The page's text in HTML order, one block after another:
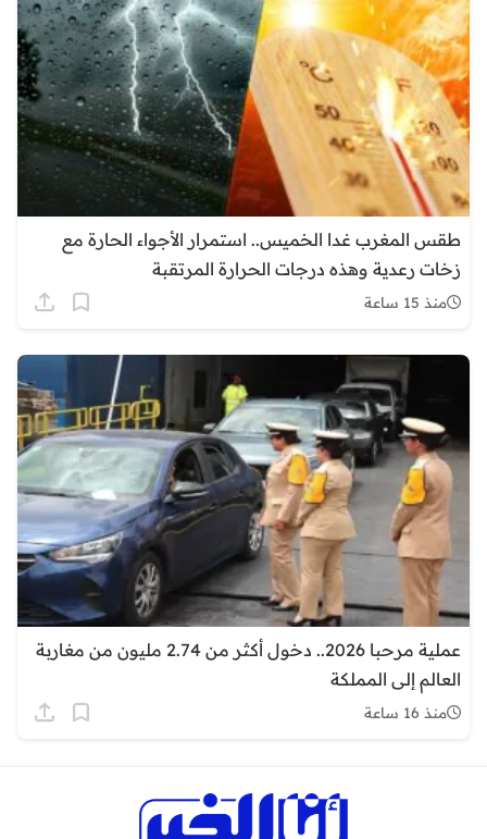
طقس المغرب غدا الخميس.. استمرار الأجواء الحارة مع
زخات رعدية وهذه درجات الحرارة المرتقبة
منذ 15 ساعة
عملية مرحبا 2026.. دخول أكثر من 2.74 مليون من مغاربة
العالم إلى المملكة
منذ 16 ساعة